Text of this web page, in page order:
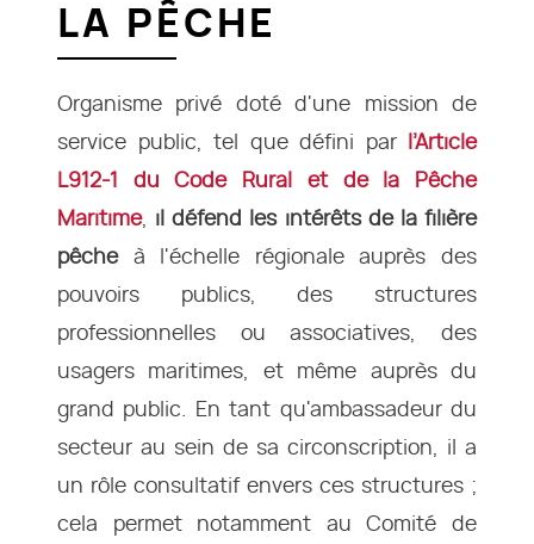
LA PÊCHE
Organisme privé doté d'une mission de
service public, tel que défini par
l’Article
L912-1 du Code Rural et de la Pêche
Maritime, il défend les intérêts de la filière
pêcheà l'échelle régionale auprès des
pouvoirs publics, des structures
professionnelles ou associatives, des
usagers maritimes, et même auprès du
grand public. En tant qu'ambassadeur du
secteur au sein de sa circonscription, il a
un rôle consultatif envers ces structures ;
cela permet notamment au Comité de